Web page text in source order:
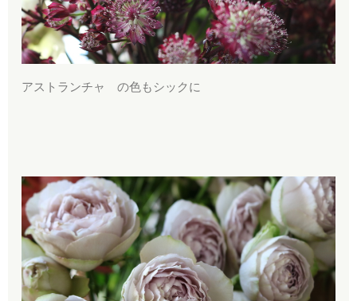
アストランチャ の色もシックに